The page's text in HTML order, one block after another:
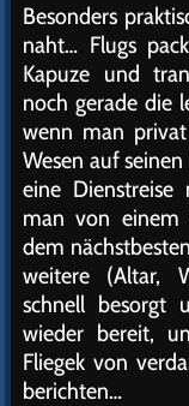
Besonders
naht… Flugs
Kapuze und
noch gerade die
wenn man
Wesen auf
eine
man von einem
dem
weitere (Altar,
schnell besorgt
wieder bereit,
Fliegek von
berichten…